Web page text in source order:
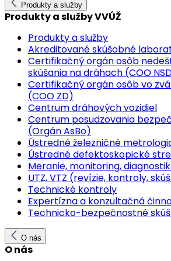
Produkty a služby
Produkty a služby VVÚŽ
Produkty a služby
Akreditované skúšobné
Certifikačný orgán osôb
skúšania na dráhach (COO
Certifikačný orgán osôb vo
(COO ZD)
Centrum dráhových vozidiel
Centrum posudzovania
(Orgán AsBo)
Ústredné železničné
Ústredné defektoskopické
Meranie, monitoring,
UTZ, VTZ (revízie, kontroly,
Technické kontroly
Expertízna a konzultačná
Technicko-bezpečnostné
O nás
O nás